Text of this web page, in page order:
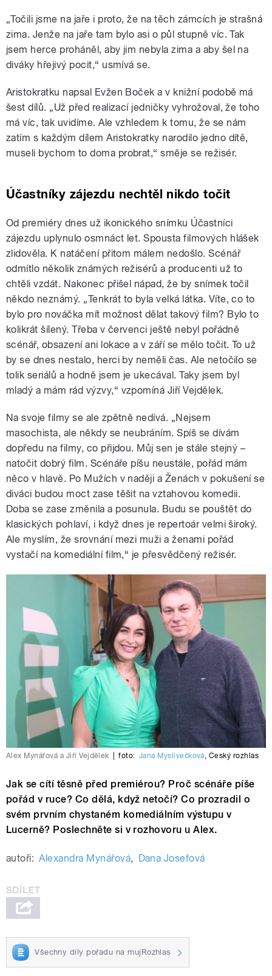
„Točili jsme na jaře i proto, že na těch zámcích je strašná
zima. Jenže na jaře tam bylo asi o půl stupně víc. Tak
jsem herce proháněl, aby jim nebyla zima a aby šel na
diváky hřejivý pocit,“ usmívá se.
Aristokratku napsal Evžen Boček a v knižní podobě má
šest dílů. „Už před realizací jedničky vyhrožoval, že toho
má víc, tak uvidíme. Ale vzhledem k tomu, že se nám
zatím s každým dílem Aristokratky narodilo jedno dítě,
museli bychom to doma probrat,“ směje se režisér.
Účastníky zájezdu nechtěl nikdo točit
Od premiéry dnes už ikonického snímku Účastníci
zájezdu uplynulo osmnáct let. Spousta filmových hlášek
zlidověla. K natáčení přitom málem nedošlo. Scénář
odmítlo několik známých režisérů a producenti už to
chtěli vzdát. Nakonec přišel nápad, že by snímek točil
někdo neznámý. „Tenkrát to byla velká látka. Víte, co to
bylo pro nováčka mít možnost dělat takový film? Bylo to
kolikrát šílený. Třeba v červenci ještě nebyl pořádně
scénář, obsazení ani lokace a v září se mělo točit. To už
by se dnes nestalo, herci by neměli čas. Ale netočilo se
tolik seriálů a hodně jsem je ukecával. Taky jsem byl
mladý a mám rád výzvy,“ vzpomíná Jiří Vejdělek.
Na svoje filmy se ale zpětně nedívá. „Nejsem
masochista, ale někdy se neubráním. Spíš se dívám
dopředu na filmy, co přijdou. Můj sen je stále stejný –
natočit dobrý film. Scénáře píšu neustále, pořád mám
něco v hlavě. Po Mužích v naději a Ženách v pokušení se
diváci budou moct zase těšit na vztahovou komedii.
Doba se zase změnila a posunula. Budu se pouštět do
klasických pohlaví, i když dnes je repertoár velmi široký.
Ale myslím, že srovnání mezi muži a ženami pořád
vystačí na komediální film,“ je přesvědčený režisér.
Alex Mynářová a Jiří Vejdělek foto: Jana Myslivečková, Český rozhlas
Jak se cítí těsně před premiérou? Proč scénáře píše
pořád v ruce? Co dělá, když netočí? Co prozradil o
svém prvním chystaném komediálním výstupu v
Lucerně? Poslechněte si v rozhovoru u Alex.
autoři: Alexandra Mynářová, Dana Josefová
Všechny díly pořadu na mujRozhlas